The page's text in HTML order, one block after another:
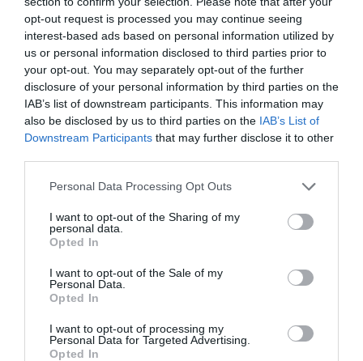
opt-out request is processed you may continue seeing
interest-based ads based on personal information utilized by
us or personal information disclosed to third parties prior to
your opt-out. You may separately opt-out of the further
disclosure of your personal information by third parties on the
IAB’s list of downstream participants. This information may
also be disclosed by us to third parties on the IAB’s List of
Downstream Participants that may further disclose it to other
Please note that this website/app uses one or more Google
not limited to your visit or usage behaviour. You may click to
grant or deny consent to Google and its third-party tags to
use your data for below specified purposes in below Google
consent section.
Personal Data Processing Opt Outs
I want to opt-out of the Sharing of my
personal data.
Opted In
I want to opt-out of the Sale of my
Personal Data.
Opted In
I want to opt-out of processing my
Personal Data for Targeted Advertising.
Opted In
társadalomban szeretnénk élni – emelte ki
Donáth Anna.
– Amennyiben Toroczkaiék ismét tüntetni,
vonulni fognak, akkor nagyon sok dolgunk lesz
– mondta a Magyar Nemzetnek Székely
Sándor, a Szolidaritás Mozgalom vezetője, a
keddi törökszentmiklósi ellentüntetés egyik
szervezője, aki azt ígérte: válaszolni fognak a
Mi Hazánk akcióira, nem hagyják, hogy
félkatonai szervezetek grasszáljanak az
országban.
(Fotó: MTI/Toroczkai László a Nemzeti Légió
bemutatkozásán)